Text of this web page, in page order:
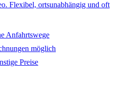
Flexibel, ortsunabhängig und oft
Anfahrtswege
möglich
Preise